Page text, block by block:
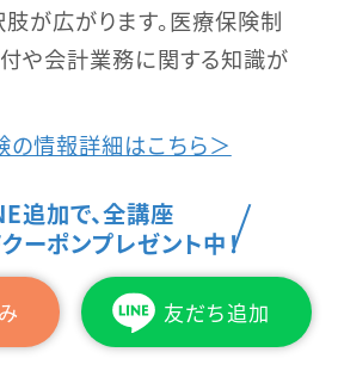
が広がります。医療保険制
や会計業務に関する知識が
情報詳細はこちら＞
追加で、全講座
ーポンプレゼント中！
友だち追加